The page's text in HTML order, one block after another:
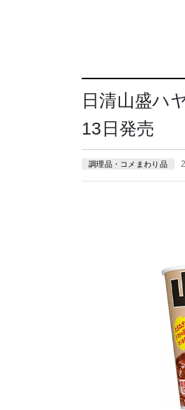
日清山盛ハ
13日発売
調理品・コメまわり品